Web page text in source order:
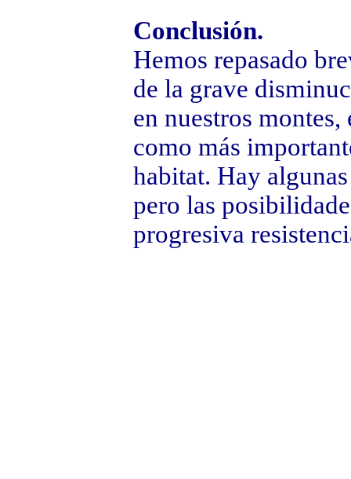
Conclusión.
Hemos repasado
de la grave
en nuestros
como más
habitat. Hay
pero las
progresiva